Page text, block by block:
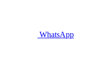
WhatsApp